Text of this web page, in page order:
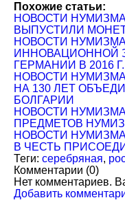
Похожие статьи:
НОВОСТИ
ВЫПУСТИЛИ
НОВОСТИ
ИННОВАЦИОННОЙ
ГЕРМАНИИ В 2016 Г.
НОВОСТИ
НА 130 ЛЕТ
БОЛГАРИИ
НОВОСТИ
ПРЕДМЕТОВ
НОВОСТИ
В ЧЕСТЬ
Теги: серебряная,
Комментарии (0)
Нет комментариев.
Добавить